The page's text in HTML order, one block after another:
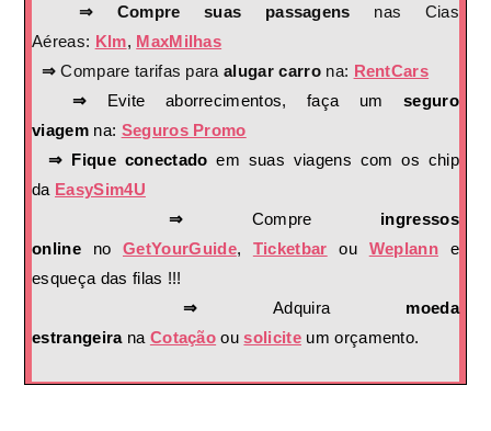
⇒ Compre suas passagens nas Cias
Aéreas: Klm, MaxMilhas
⇒ Compare tarifas paraalugar carrona: RentCars
⇒ Evite aborrecimentos, faça umseguro
viagemna: Seguros Promo
⇒ Fique conectado em suas viagens com os chip
da EasySim4U
⇒ Compre ingressos
onlineno GetYourGuide, Ticketbar ou Weplanne
esqueça das filas !!!
⇒ Adquira moeda
estrangeirana Cotação ousoliciteum orçamento.